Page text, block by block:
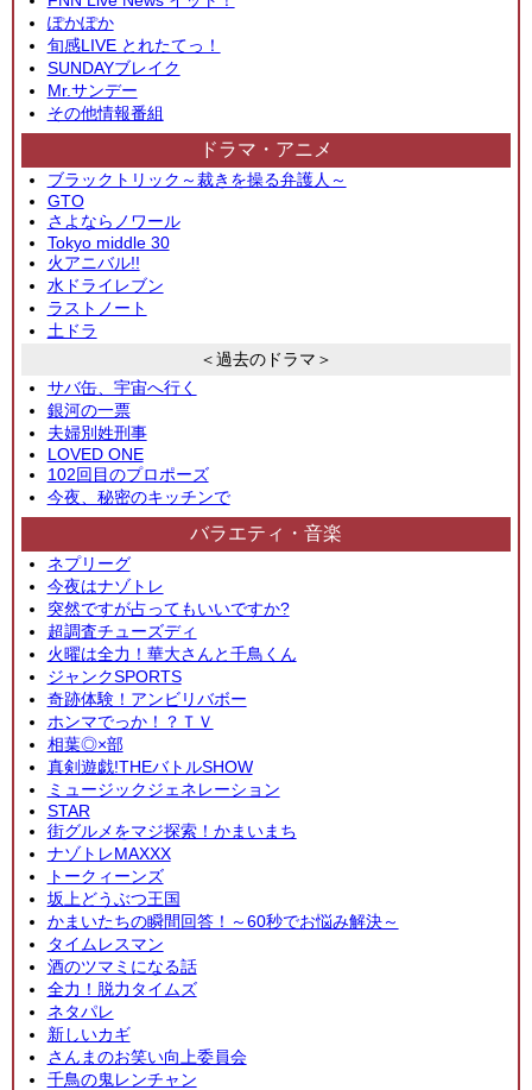
ぽかぽか
旬感LIVE とれたてっ！
SUNDAYブレイク
Mr.サンデー
その他情報番組
ドラマ・アニメ
ブラックトリック～裁きを操る弁護人～
GTO
さよならノワール
Tokyo middle 30
火アニバル!!
水ドライレブン
ラストノート
土ドラ
＜過去のドラマ＞
サバ缶、宇宙へ行く
銀河の一票
夫婦別姓刑事
LOVED ONE
102回目のプロポーズ
今夜、秘密のキッチンで
バラエティ・音楽
ネプリーグ
今夜はナゾトレ
突然ですが占ってもいいですか?
超調査チューズディ
火曜は全力！華大さんと千鳥くん
ジャンクSPORTS
奇跡体験！アンビリバボー
ホンマでっか！？ＴＶ
相葉◎×部
真剣遊戯!THEバトルSHOW
ミュージックジェネレーション
STAR
街グルメをマジ探索！かまいまち
ナゾトレMAXXX
トークィーンズ
坂上どうぶつ王国
かまいたちの瞬間回答！～60秒でお悩み解決～
タイムレスマン
酒のツマミになる話
全力！脱力タイムズ
ネタパレ
新しいカギ
さんまのお笑い向上委員会
千鳥の鬼レンチャン